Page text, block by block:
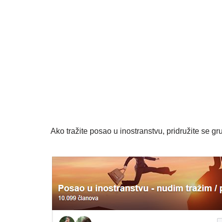
Ako tražite posao u inostranstvu, pridružite se